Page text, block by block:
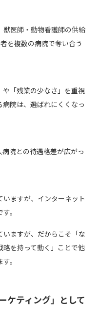
獣医師・動物看護師の供給
を複数の病院で奪い合う
「残業の少なさ」を重視
院は、選ばれにくくなっ
院との待遇格差が広がっ
ますが、インターネット
。
いますが、だからこそ「な
を持って動く」ことで他
。
ケティング」として